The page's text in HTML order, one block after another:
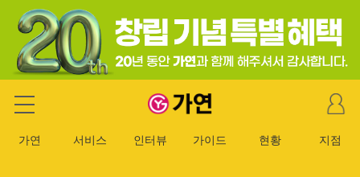
가연 결혼정보회사
마
이
이
가연 서비스 인터뷰 가이드 현황 지점